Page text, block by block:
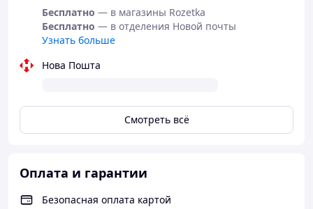
Бесплатно — в магазины Rozetka
Бесплатно — в отделения Новой почты
Узнать больше
Нова Пошта
Смотреть всё
Оплата и гарантии
Безопасная оплата картой